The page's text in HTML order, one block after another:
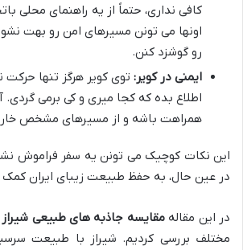
کافی نداری، حتماً از یه راهنمای محلی
اونها می تونن مسیرهای امن رو بهت
رو گوشزد کنن.
ایمنی در کویر: توی کویر هرگز تنها
اطلاع بده که کجا میری و کی برمی
همراهت باشه و از مسیرهای مشخص
این نکات کوچیک می تونن یه سفر فراموش
در عین حال، به حفظ طبیعت زیبای ایران
در این مقالهمقایسه جاذبه های طبیعی شیراز
مختلف بررسی کردیم. شیراز با طبیعت